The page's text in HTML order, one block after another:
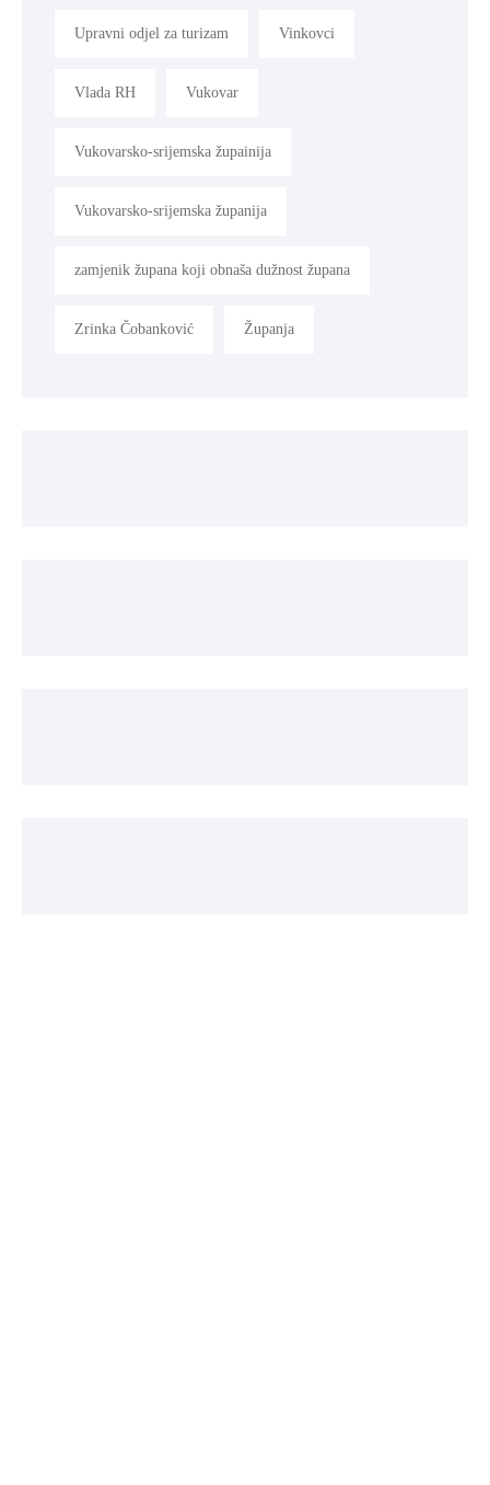
Upravni odjel za turizam Vinkovci
Vlada RH Vukovar
Vukovarsko-srijemska župainija
Vukovarsko-srijemska županija
zamjenik župana koji obnaša dužnost župana
Zrinka Čobanković Županja